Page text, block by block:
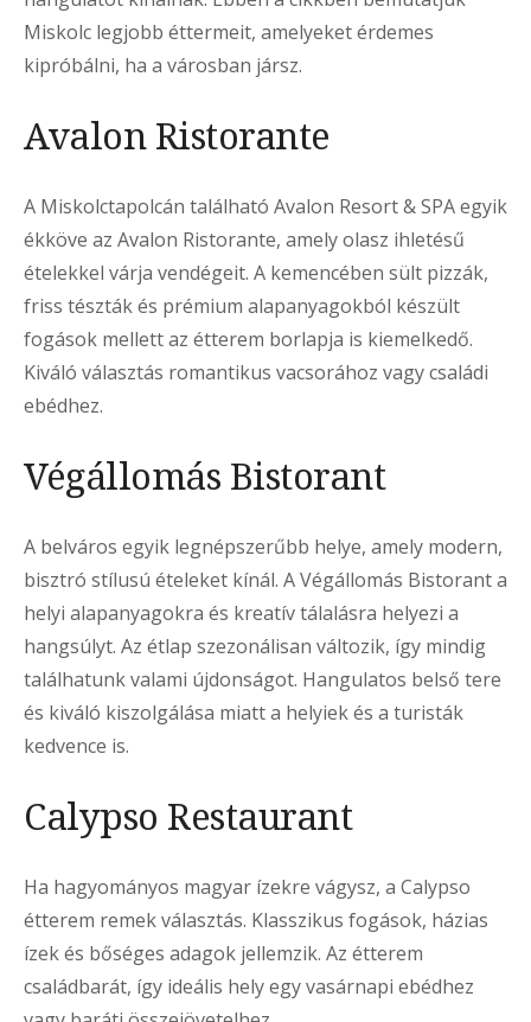
Miskolc legjobb éttermeit, amelyeket érdemes
kipróbálni, ha a városban jársz.
Avalon Ristorante
A Miskolctapolcán található Avalon Resort & SPA egyik
ékköve az Avalon Ristorante, amely olasz ihletésű
ételekkel várja vendégeit. A kemencében sült pizzák,
friss tészták és prémium alapanyagokból készült
fogások mellett az étterem borlapja is kiemelkedő.
Kiváló választás romantikus vacsorához vagy családi
ebédhez.
Végállomás Bistorant
A belváros egyik legnépszerűbb helye, amely modern,
bisztró stílusú ételeket kínál. A Végállomás Bistorant a
helyi alapanyagokra és kreatív tálalásra helyezi a
hangsúlyt. Az étlap szezonálisan változik, így mindig
találhatunk valami újdonságot. Hangulatos belső tere
és kiváló kiszolgálása miatt a helyiek és a turisták
kedvence is.
Calypso Restaurant
Ha hagyományos magyar ízekre vágysz, a Calypso
étterem remek választás. Klasszikus fogások, házias
ízek és bőséges adagok jellemzik. Az étterem
családbarát, így ideális hely egy vasárnapi ebédhez